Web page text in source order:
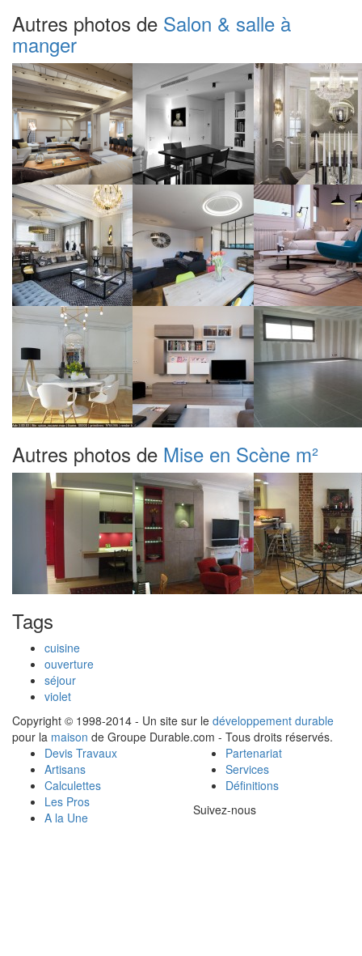
Autres photos de Salon & salle à
manger
Autres photos de Mise en Scène m²
Tags
cuisine
ouverture
séjour
violet
Copyright © 1998-2014 - Un site sur le développement durable
pour la maison de Groupe Durable.com - Tous droits réservés.
Devis Travaux
Artisans
Calculettes
Les Pros
A la Une
Partenariat
Services
Définitions
Suivez-nous